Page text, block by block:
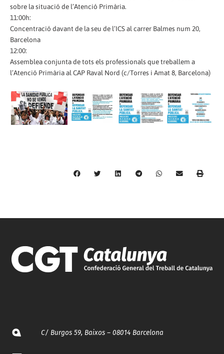
sobre la situació de l’Atenció Primària.
11:00h:
Concentració davant de la seu de l’ICS al carrer Balmes num 20,
Barcelona
12:00:
Assemblea conjunta de tots els professionals que treballem a
l’Atenció Primària al CAP Raval Nord (c/Torres i Amat 8, Barcelona)
C/ Burgos 59, Baixos – 08014 Barcelona